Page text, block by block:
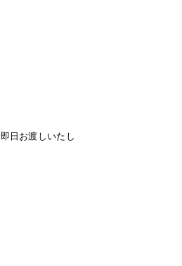
日お渡しいたし